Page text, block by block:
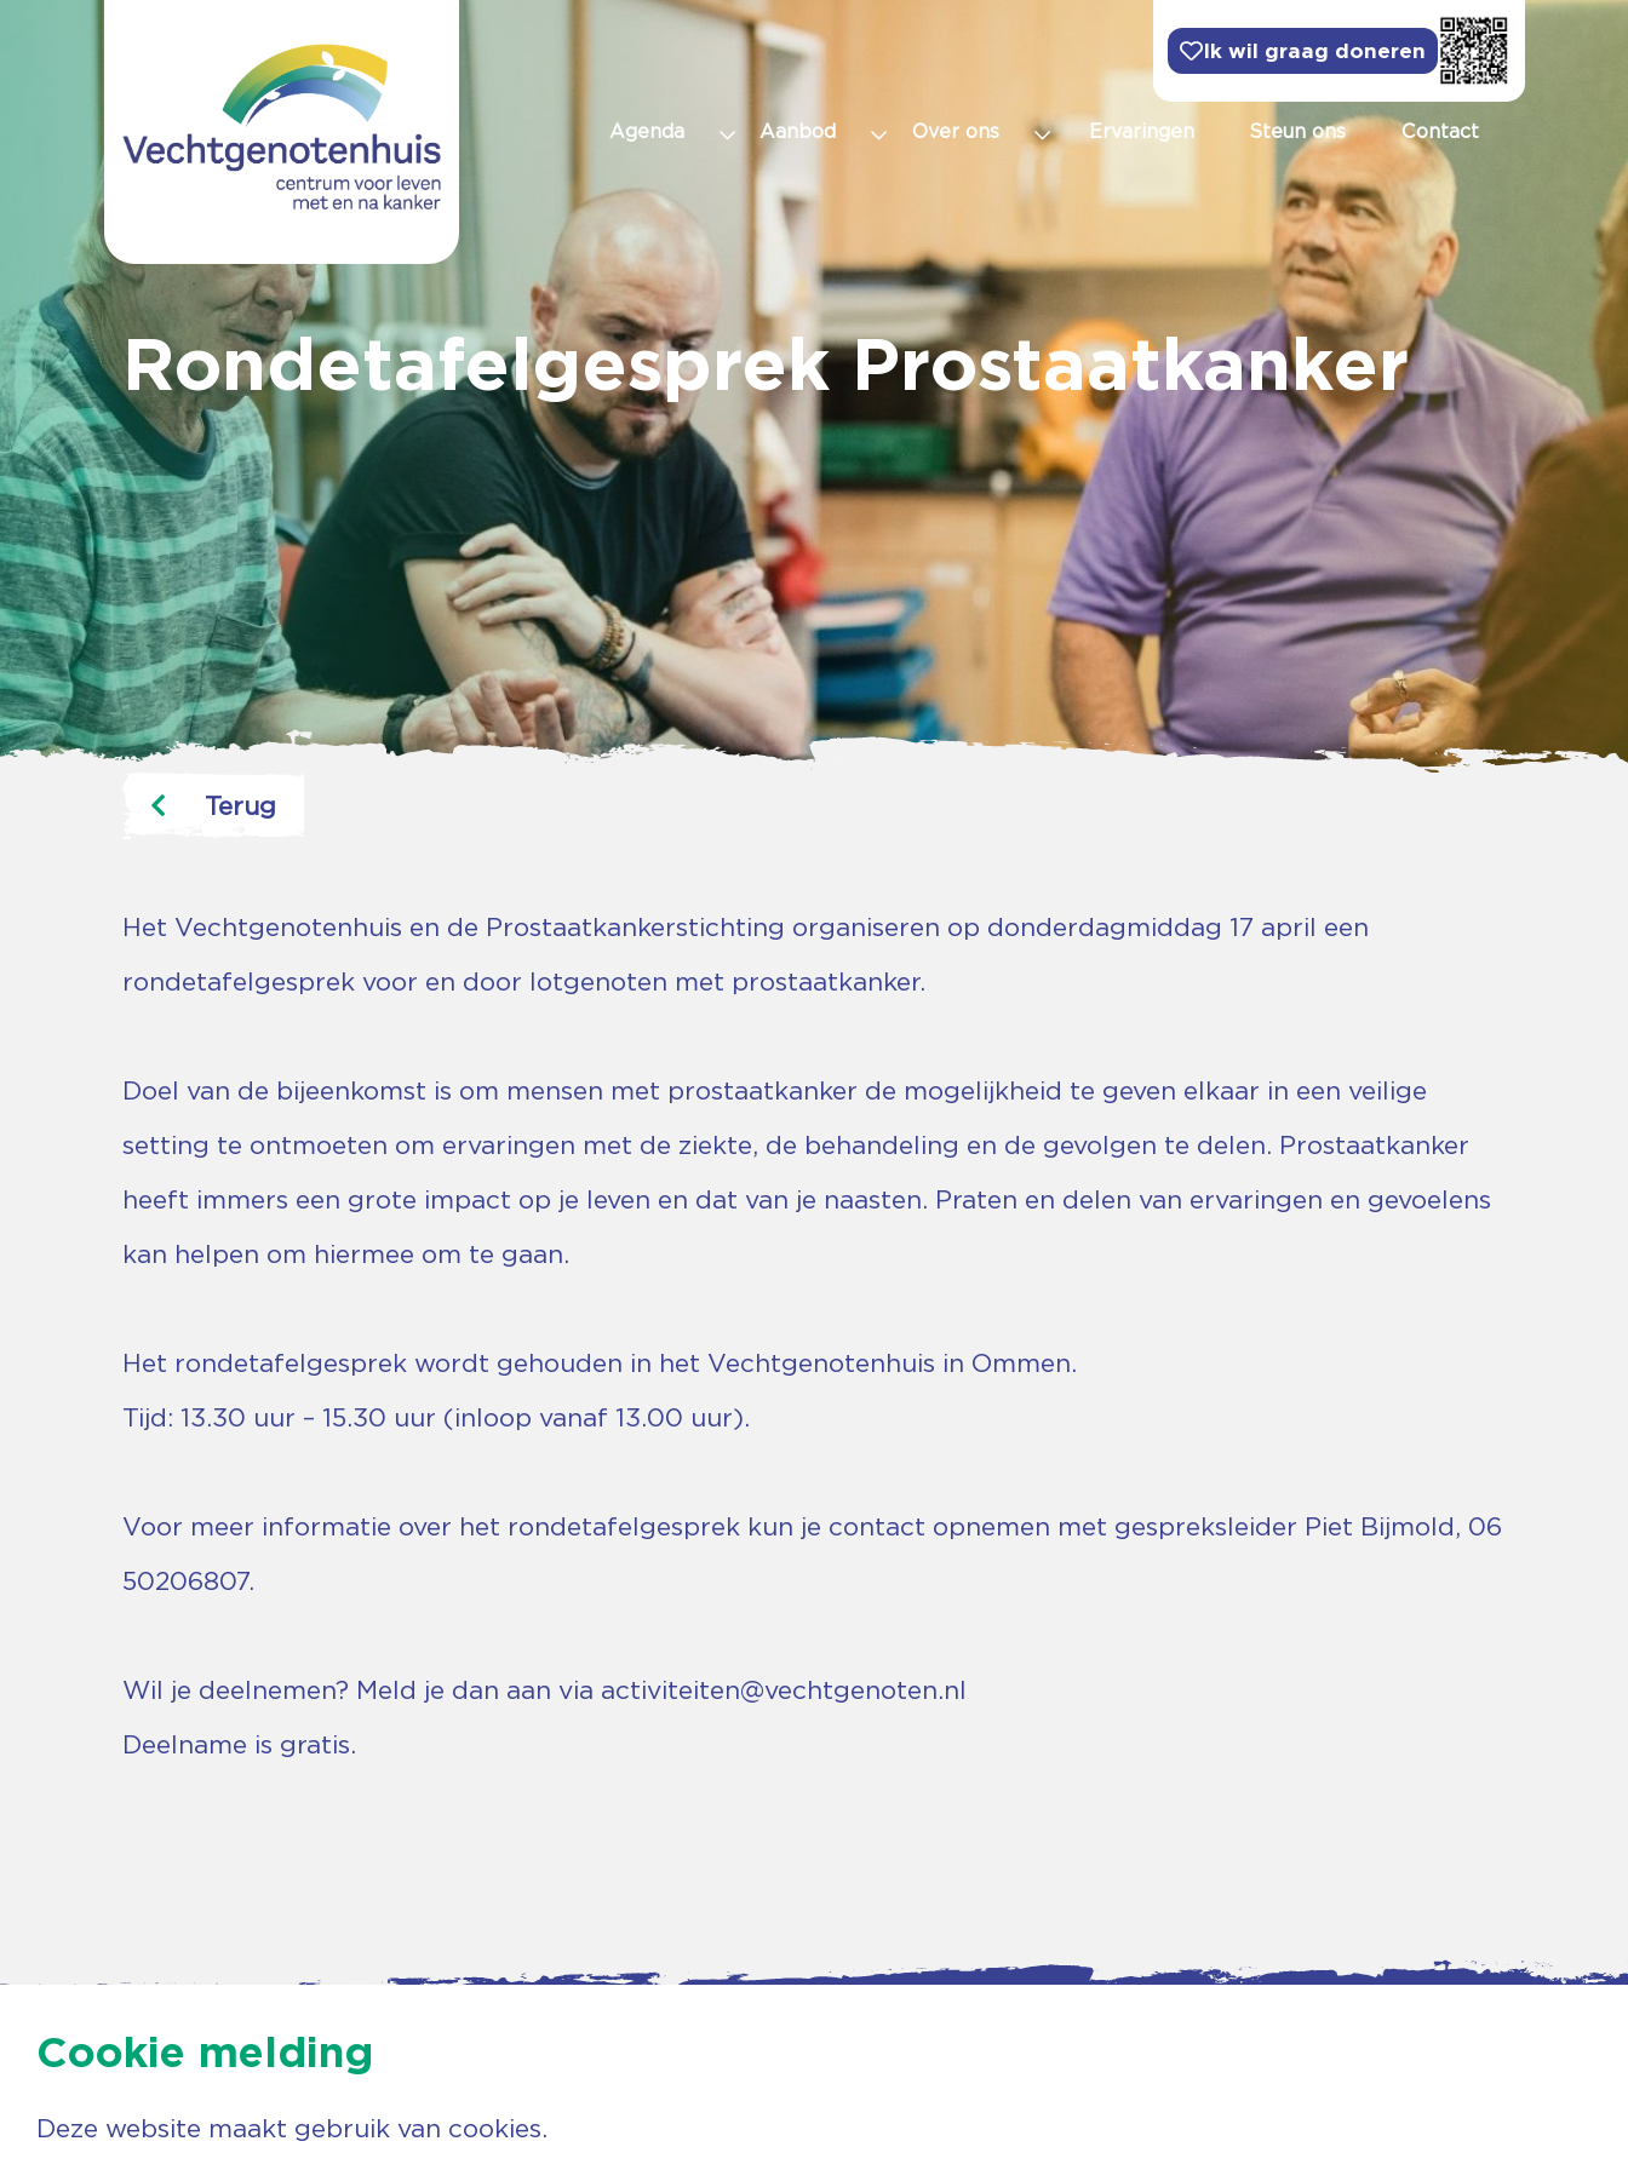
Ik wil graag doneren
Agenda Aanbod Over ons Ervaringen Steun ons Contact
Rondetafelgesprek Prostaatkanker
Terug
Het Vechtgenotenhuis en de Prostaatkankerstichting organiseren op donderdagmiddag 17 april een
rondetafelgesprek voor en door lotgenoten met prostaatkanker.
Doel van de bijeenkomst is om mensen met prostaatkanker de mogelijkheid te geven elkaar in een veilige
setting te ontmoeten om ervaringen met de ziekte, de behandeling en de gevolgen te delen. Prostaatkanker
heeft immers een grote impact op je leven en dat van je naasten. Praten en delen van ervaringen en gevoelens
kan helpen om hiermee om te gaan.
Het rondetafelgesprek wordt gehouden in het Vechtgenotenhuis in Ommen.
Tijd: 13.30 uur – 15.30 uur (inloop vanaf 13.00 uur).
Voor meer informatie over het rondetafelgesprek kun je contact opnemen met gespreksleider Piet Bijmold, 06
50206807.
Wil je deelnemen? Meld je dan aan via activiteiten@vechtgenoten.nl
Deelname is gratis.
Cookie melding
Deze website maakt gebruik van cookies.